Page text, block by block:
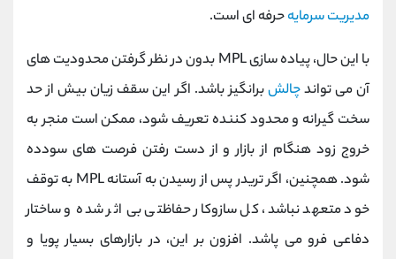
مدیریت سرمایهحرفه‌ ای است.
با این حال، پیاده‌ سازی MPL بدون در نظر گرفتن محدودیت‌ های
آن می‌ تواندچالش‌برانگیز باشد. اگر این سقف زیان بیش از حد
سخت‌ گیرانه و محدود کننده تعریف شود، ممکن است منجر به
خروج زود هنگام از بازار و از دست رفتن فرصت‌ های سودده
شود. همچنین، اگر تریدر پس از رسیدن به آستانه MPL به توقف
خود متعهد نباشد، کل سازوکار حفاظتی بی‌ اثر شده و ساختار
دفاعی فرو می‌ پاشد. افزون بر این، در بازارهای بسیار پویا و